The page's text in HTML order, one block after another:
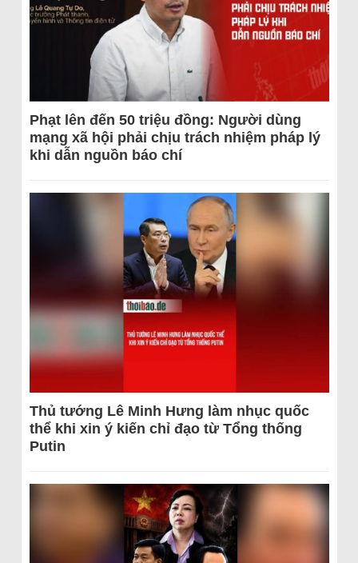
Phạt lên đến 50 triệu đồng: Người dùng
mạng xã hội phải chịu trách nhiệm pháp lý
khi dẫn nguồn báo chí
Thủ tướng Lê Minh Hưng làm nhục quốc
thể khi xin ý kiến chỉ đạo từ Tổng thống
Putin